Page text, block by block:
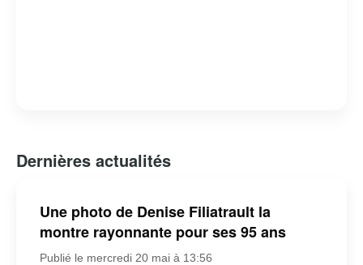
Dernières actualités
Une photo de Denise Filiatrault la
montre rayonnante pour ses 95 ans
Publié le mercredi 20 mai à 13:56